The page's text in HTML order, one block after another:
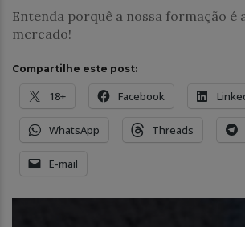
Entenda porquê a nossa formação é
mercado!
Compartilhe este post:
18+ Facebook
WhatsApp Threads
E-mail